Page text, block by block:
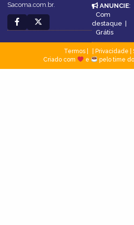
Sacoma.com.br.
ANUNCIE:
Com
destaque |
Grátis
Termos Privacidade
Criado com
e pelo time